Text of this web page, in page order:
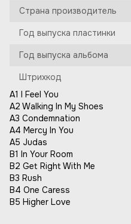
Страна производитель
Год выпуска пластинки
Год выпуска альбома
Штрихкод
A1 I Feel You
A2 Walking In My Shoes
A3 Condemnation
A4 Mercy In You
A5 Judas
B1 In Your Room
B2 Get Right With Me
B3 Rush
B4 One Caress
B5 Higher Love